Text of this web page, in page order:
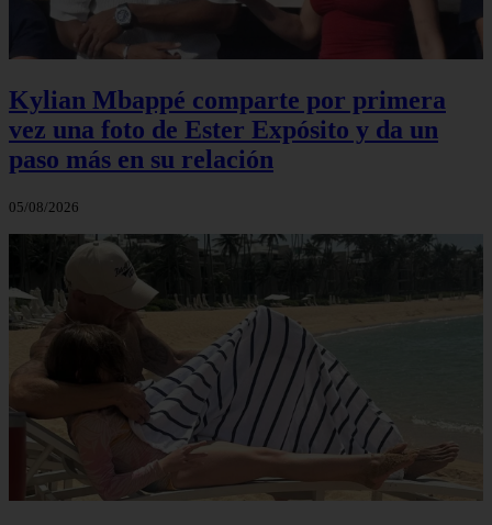
Kylian Mbappé comparte por primera
vez una foto de Ester Expósito y da un
paso más en su relación
05/08/2026